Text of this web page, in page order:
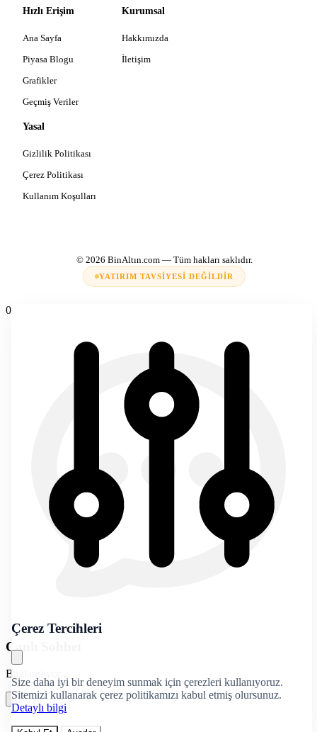
Hızlı Erişim
Ana Sayfa
Piyasa Blogu
Grafikler
Geçmiş Veriler
Kurumsal
Hakkımızda
İletişim
Yasal
Gizlilik Politikası
Çerez Politikası
Kullanım Koşulları
© 2026 BinAltın.com— Tüm hakları saklıdır.
YATIRIM TAVSIYESI DEĞILDIR
Çerez Tercihleri
Size daha iyi bir deneyim sunmak için çerezleri kullanıyoruz.
Sitemizi kullanarak çerez politikamızı kabul etmiş olursunuz.
Detaylı bilgi
0
Canlı Sohbet
Bağlanılıyor...